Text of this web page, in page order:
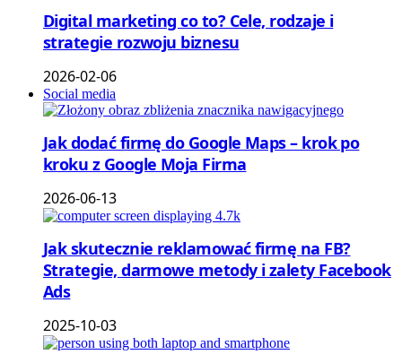
Digital marketing co to? Cele, rodzaje i
strategie rozwoju biznesu
2026-02-06
Social media
Jak dodać firmę do Google Maps – krok po
kroku z Google Moja Firma
2026-06-13
Jak skutecznie reklamować firmę na FB?
Strategie, darmowe metody i zalety Facebook
Ads
2025-10-03